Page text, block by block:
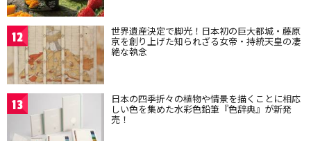
12 世界遺産決定で脚光！日本初の巨大都城・藤原
京を創り上げた知られざる女帝・持統天皇の凄
絶な執念
13 日本の四季折々の植物や情景を描くことに相応
しい色を集めた水彩色鉛筆『色辞典』が新発
売！